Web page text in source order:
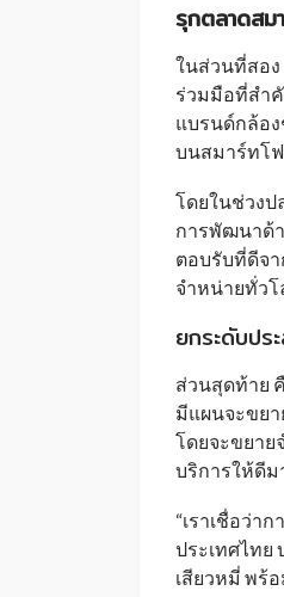
รุกตลาดสม
ในส่วนที่สอง
ร่วมมือที่สำคั
แบรนด์กล้อ
บนสมาร์ทโ
โดยในช่วงป
การพัฒนาด้า
ตอบรับที่ดีจ
จำหน่ายทั่วโ
ยกระดับปร
ส่วนสุดท้าย
มีแผนจะขย
โดยจะขยา
บริการให้ดี
“เราเชื่อว่า
ประเทศไท
เสียวหมี่ พร้